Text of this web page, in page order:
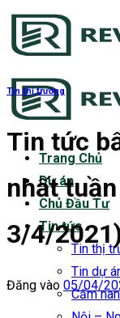
Bỏ
qua
dung
Trang Chủ
Dự án
Chủ Đầu Tư
Tin tức
Tin thị
Tin dự
Cẩm
Tin thị trường
Tin tức
nhất
3/4/
Đăng vào 05/04/